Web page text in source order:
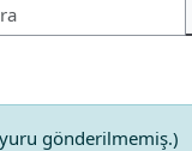
gönderilmemiş.)